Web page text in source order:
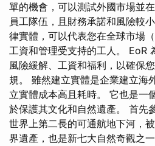
單的機會，可以測試外國市場並
員工隊伍，且財務承諾和風險較
律實體，可以代表您在全球市場
工資和管理受支持的工人。 EoR
風險緩解、工資和福利，以確保
規。 雖然建立實體是企業建立海
立實體成本高且耗時。 它也是一
於保護其文化和自然遺產。 首先
世界上第二長的可通航地下河，
界遺產，也是新七大自然奇觀之一